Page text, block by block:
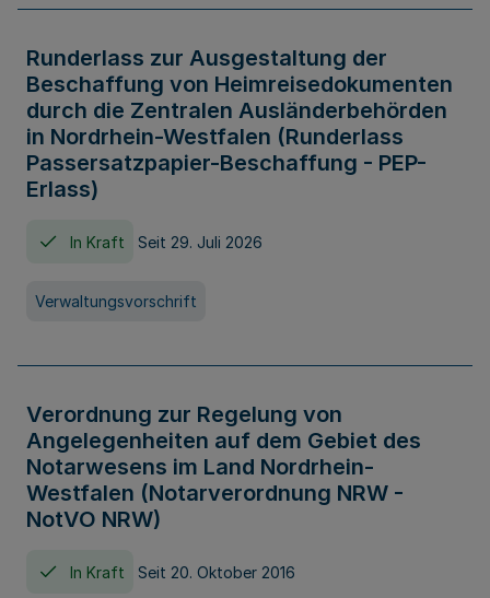
Runderlass zur Ausgestaltung der
Beschaffung von Heimreisedokumenten
durch die Zentralen Ausländerbehörden
in Nordrhein-Westfalen (Runderlass
Passersatzpapier-Beschaffung - PEP-
Erlass)
In Kraft Seit 29. Juli 2026
Verwaltungsvorschrift
Verordnung zur Regelung von
Angelegenheiten auf dem Gebiet des
Notarwesens im Land Nordrhein-
Westfalen (Notarverordnung NRW -
NotVO NRW)
In Kraft Seit 20. Oktober 2016